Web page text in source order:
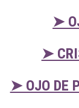
➤
➤
➤ OJO DE